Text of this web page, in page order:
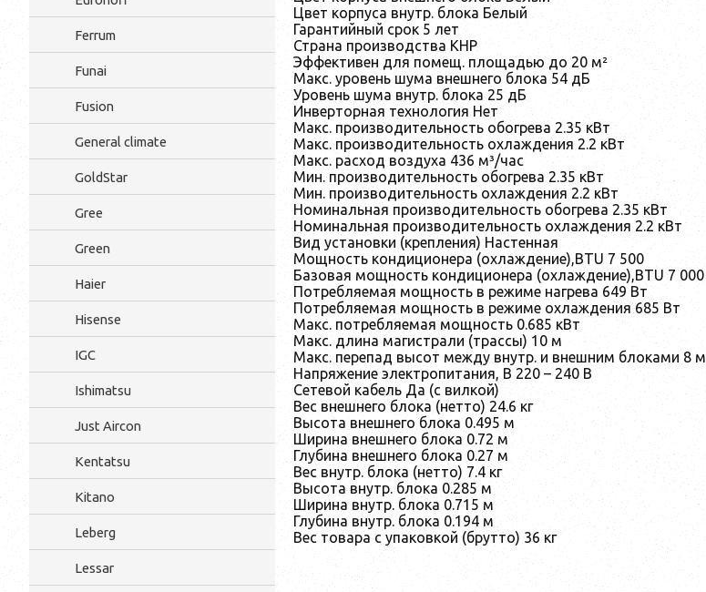
Ferrum
Funai
Fusion
General climate
GoldStar
Gree
Green
Haier
Hisense
IGC
Ishimatsu
Just Aircon
Kentatsu
Kitano
Leberg
Lessar
Цвет корпуса внутр. блока Белый
Гарантийный срок 5 лет
Страна производства КНР
Эффективен для помещ. площадью до 20 м²
Макс. уровень шума внешнего блока 54 дБ
Уровень шума внутр. блока 25 дБ
Инверторная технология Нет
Макс. производительность обогрева 2.35 кВт
Макс. производительность охлаждения 2.2 кВт
Макс. расход воздуха 436 м³/час
Мин. производительность обогрева 2.35 кВт
Мин. производительность охлаждения 2.2 кВт
Номинальная производительность обогрева 2.35 кВт
Номинальная производительность охлаждения 2.2 кВт
Вид установки (крепления) Настенная
Мощность кондиционера (охлаждение),BTU 7 500
Базовая мощность кондиционера (охлаждение),BTU 7 000
Потребляемая мощность в режиме нагрева 649 Вт
Потребляемая мощность в режиме охлаждения 685 Вт
Макс. потребляемая мощность 0.685 кВт
Макс. длина магистрали (трассы) 10 м
Макс. перепад высот между внутр. и внешним блоками 8 м
Напряжение электропитания, В 220 – 240 В
Сетевой кабель Да (с вилкой)
Вес внешнего блока (нетто) 24.6 кг
Высота внешнего блока 0.495 м
Ширина внешнего блока 0.72 м
Глубина внешнего блока 0.27 м
Вес внутр. блока (нетто) 7.4 кг
Высота внутр. блока 0.285 м
Ширина внутр. блока 0.715 м
Глубина внутр. блока 0.194 м
Вес товара с упаковкой (брутто) 36 кг